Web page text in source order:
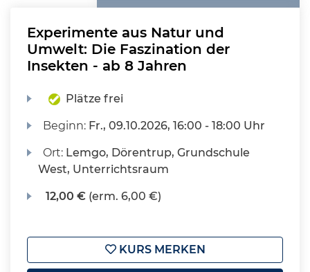
Experimente aus Natur und
Umwelt: Die Faszination der
Insekten - ab 8 Jahren
Plätze frei
Beginn: Fr., 09.10.2026, 16:00 - 18:00 Uhr
Ort: Lemgo, Dörentrup, Grundschule
West, Unterrichtsraum
12,00 € (erm. 6,00 €)
KURS MERKEN